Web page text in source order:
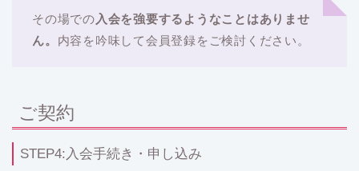
その場での 入会を強要するようなことはありませ
ん。 内容を吟味して会員登録をご検討ください。
ご契約
STEP4:入会手続き・申し込み